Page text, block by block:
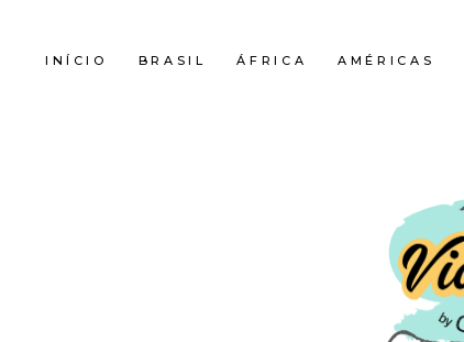
INÍCIO BRASIL ÁFRICA AMÉRICAS